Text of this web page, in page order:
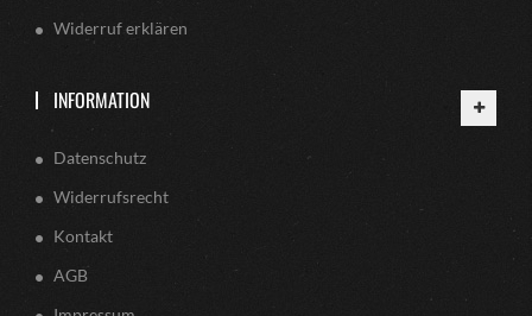
Widerruf erklären
INFORMATION
Datenschutz
Widerrufsrecht
Kontakt
AGB